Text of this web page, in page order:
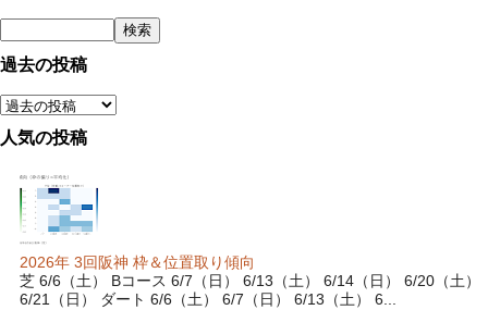
過去の投稿
人気の投稿
2026年 3回阪神 枠＆位置取り傾向
芝 6/6（土） Bコース 6/7（日） 6/13（土） 6/14（日） 6/20（土）
6/21（日） ダート 6/6（土） 6/7（日） 6/13（土） 6...